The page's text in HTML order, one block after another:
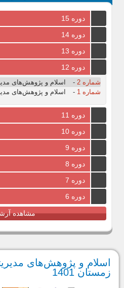
دوره 15
دوره 14
دوره 13
دوره 12
شماره 2 -
اسلام و پژوهش‌های مدیریتی 25، پاییز و
شماره 1
- اسلام و پژوهش‌های مدیریتی 24، بهار و
دوره 11
دوره 10
دوره 9
دوره 8
دوره 7
دوره 6
مشاهده
زمستان 1401